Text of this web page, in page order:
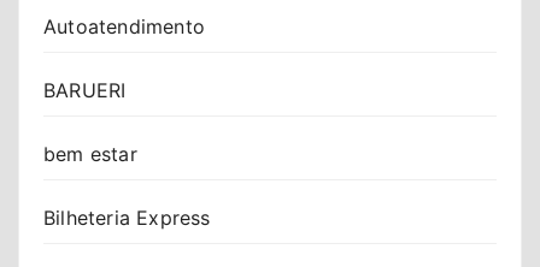
Autoatendimento
BARUERI
bem estar
Bilheteria Express